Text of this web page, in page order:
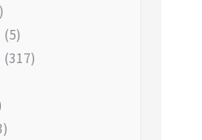
(5)
(317)